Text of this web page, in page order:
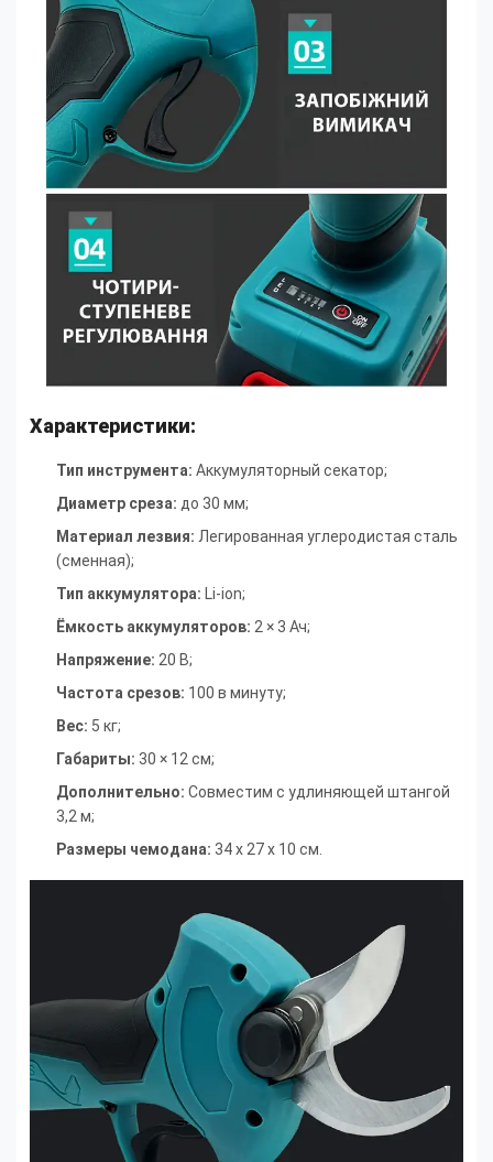
Характеристики:
Тип инструмента: Аккумуляторный секатор;
Диаметр среза: до 30 мм;
Материал лезвия: Легированная углеродистая сталь
(сменная);
Тип аккумулятора: Li-ion;
Ёмкость аккумуляторов: 2 × 3 Ач;
Напряжение: 20 В;
Частота срезов: 100 в минуту;
Вес: 5 кг;
Габариты: 30 × 12 см;
Дополнительно: Совместим с удлиняющей штангой
3,2 м;
Размеры чемодана: 34 х 27 х 10 см.